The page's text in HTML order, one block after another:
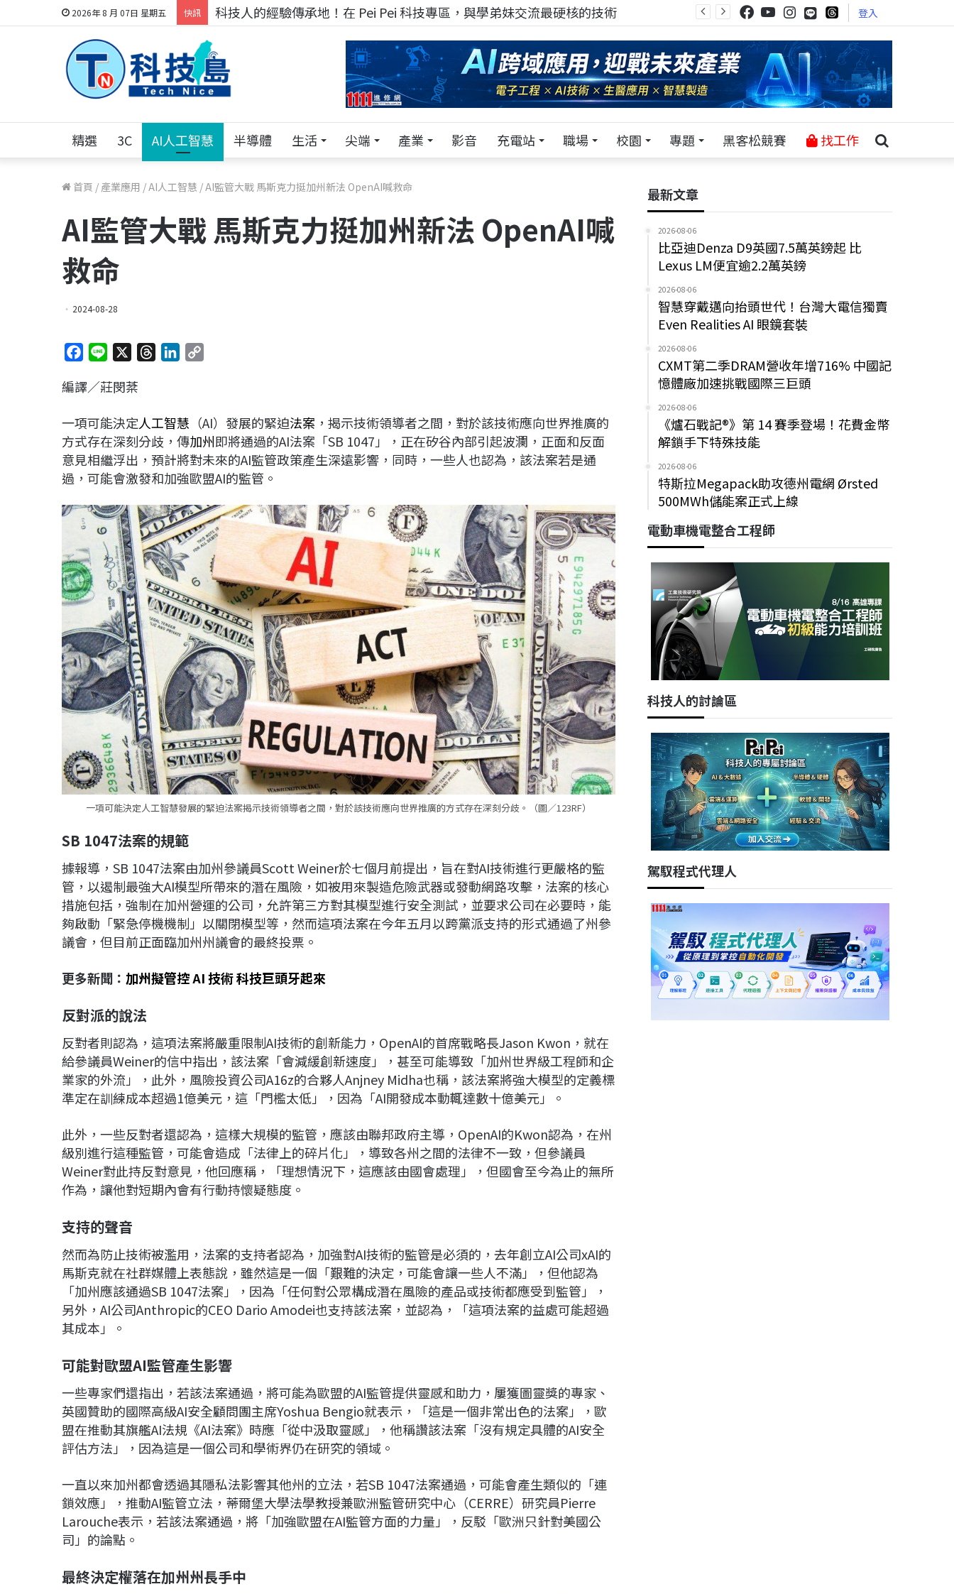
2026年 8 月 07日 星期五 快訊 科技人的經驗傳承地！在 Pei Pei 科技專區，與學弟妹交流最硬核的技術 登入
精選 3C AI人工智慧 半導體 生活 尖端 產業 影音 充電站 職場 校園 專題 黑客松競賽 找工作
首頁 / 產業應用 /AI人工智慧 /AI監管大戰 馬斯克力挺加州新法 OpenAI喊救命
AI監管大戰 馬斯克力挺加州新法 OpenAI喊
救命
2024-08-28
c
b
o
o
k
n
a
d
s
e
d
I
n
L
i
n
k
編譯／莊閔棻
一項可能決定人工智慧 （AI）發展的緊迫法案 ，揭示技術領導者之間，對於該技術應向世界推廣的
方式存在深刻分歧，傳加州即將通過的AI法案「SB 1047」，正在矽谷內部引起波瀾，正面和反面
意見相繼浮出，預計將對未來的AI監管政策產生深遠影響，同時，一些人也認為，該法案若是通
過，可能會激發和加強歐盟AI的監管。
一項可能決定人工智慧發展的緊迫法案揭示技術領導者之間，對於該技術應向世界推廣的方式存在深刻分歧。（圖／123RF）
SB 1047法案的規範
據報導，SB 1047法案由加州參議員Scott Weiner於七個月前提出，旨在對AI技術進行更嚴格的監
管，以遏制最強大AI模型所帶來的潛在風險，如被用來製造危險武器或發動網路攻擊，法案的核心
措施包括，強制在加州營運的公司，允許第三方對其模型進行安全測試，並要求公司在必要時，能
夠啟動「緊急停機機制」以關閉模型等，然而這項法案在今年五月以跨黨派支持的形式通過了州參
議會，但目前正面臨加州州議會的最終投票。
更多新聞： 加州擬管控 AI 技術 科技巨頭牙起來
反對派的說法
反對者則認為，這項法案將嚴重限制AI技術的創新能力，OpenAI的首席戰略長Jason Kwon，就在
給參議員Weiner的信中指出，該法案「會減緩創新速度」，甚至可能導致「加州世界級工程師和企
業家的外流」，此外，風險投資公司A16z的合夥人Anjney Midha也稱，該法案將強大模型的定義標
準定在訓練成本超過1億美元，這「門檻太低」，因為「AI開發成本動輒達數十億美元」。
此外，一些反對者還認為，這樣大規模的監管，應該由聯邦政府主導，OpenAI的Kwon認為，在州
級別進行這種監管，可能會造成「法律上的碎片化」，導致各州之間的法律不一致，但參議員
Weiner對此持反對意見，他回應稱，「理想情況下，這應該由國會處理」，但國會至今為止的無所
作為，讓他對短期內會有行動持懷疑態度。
支持的聲音
然而為防止技術被濫用，法案的支持者認為，加強對AI技術的監管是必須的，去年創立AI公司xAI的
馬斯克就在社群媒體上表態說，雖然這是一個「艱難的決定，可能會讓一些人不滿」，但他認為
「加州應該通過SB 1047法案」，因為「任何對公眾構成潛在風險的產品或技術都應受到監管」，
另外，AI公司Anthropic的CEO Dario Amodei也支持該法案，並認為，「這項法案的益處可能超過
其成本」。
可能對歐盟AI監管產生影響
一些專家們還指出，若該法案通過，將可能為歐盟的AI監管提供靈感和助力，屢獲圖靈獎的專家、
英國贊助的國際高級AI安全顧問團主席Yoshua Bengio就表示，「這是一個非常出色的法案」，歐
盟在推動其旗艦AI法規《AI法案》時應「從中汲取靈感」，他稱讚該法案「沒有規定具體的AI安全
評估方法」，因為這是一個公司和學術界仍在研究的領域。
一直以來加州都會透過其隱私法影響其他州的立法，若SB 1047法案通過，可能會產生類似的「連
鎖效應」，推動AI監管立法，蒂爾堡大學法學教授兼歐洲監管研究中心（CERRE）研究員Pierre
Larouche表示，若該法案通過，將「加強歐盟在AI監管方面的力量」，反駁「歐洲只針對美國公
司」的論點。
最終決定權落在加州州長手中
最新文章
2026-08-06
比亞迪Denza D9英國7.5萬英鎊起 比
Lexus LM便宜逾2.2萬英鎊
2026-08-06
智慧穿戴邁向抬頭世代！台灣大電信獨賣
Even Realities AI 眼鏡套裝
2026-08-06
CXMT第二季DRAM營收年增716% 中國記
憶體廠加速挑戰國際三巨頭
2026-08-06
《爐石戰記®》第 14 賽季登場！花費金幣
解鎖手下特殊技能
2026-08-06
特斯拉Megapack助攻德州電網 Ørsted
500MWh儲能案正式上線
電動車機電整合工程師
科技人的討論區
駕馭程式代理人